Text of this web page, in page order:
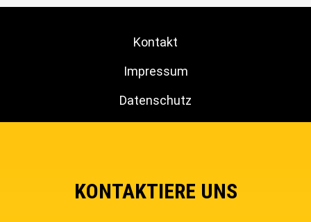
Kontakt
Impressum
Datenschutz
KONTAKTIERE UNS